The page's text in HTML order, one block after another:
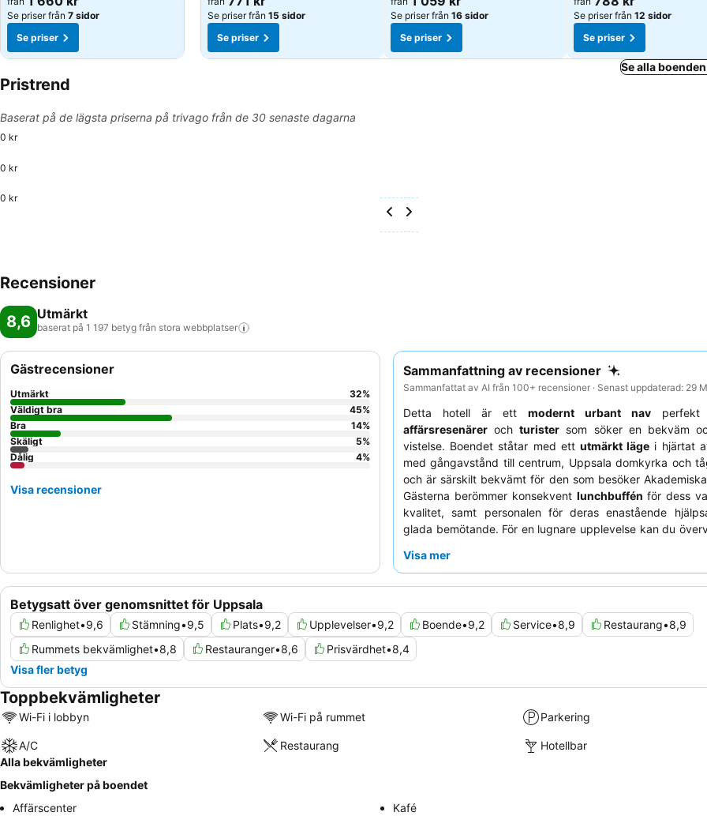
Se priser från 7 sidor
Se priser
Se priser från 15 sidor
Se priser
Se priser från 16 sidor
Se priser
Se priser från 12 sidor
Se priser
Se alla
Pristrend
Baserat på de lägsta priserna på trivago från de 30 senaste dagarna
0 kr
0 kr
0 kr
Recensioner
8,6 Utmärkt
baserat på 1 197 betyg från stora webbplatser
Sammanfattning av recensioner
Sammanfattat av AI från 100+ recensioner · Senast uppdaterad: 29
Detta hotell är ett modernt urbant nav perfekt
affärsresenärer ochturister som söker en bekväm
vistelse. Boendet ståtar med ett utmärkt läge i hjärtat
med gångavstånd till centrum, Uppsala domkyrka och
och är särskilt bekvämt för den som besöker
Gästerna berömmer konsekvent lunchbuffén för dess
kvalitet, samt personalen för deras enastående
glada bemötande. För en lugnare upplevelse kan du
Visa mer
Betygsatt över genomsnittet för Uppsala
Renlighet•9,6 Stämning•9,5 Plats•9,2 Upplevelser•9,2 Boende•9,2 Service•8,9 Restaurang•8,9
Rummets bekvämlighet•8,8 Restauranger•8,6 Prisvärdhet•8,4
Visa fler betyg
Gästrecensioner
Utmärkt 32%
Väldigt bra
45%
Bra
14%
Skäligt
5%
Dålig
4%
Visa recensioner
Toppbekvämligheter
Wi-Fi i lobbyn Wi-Fi på rummet Parkering
A/C Restaurang
Hotellbar
Alla bekvämligheter
Bekvämligheter på boendet
Affärscenter
Kafé